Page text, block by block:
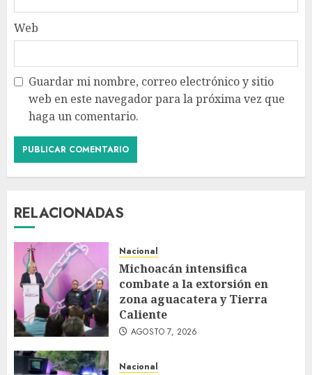
Web
Guardar mi nombre, correo electrónico y sitio
web en este navegador para la próxima vez que
haga un comentario.
RELACIONADAS
Nacional
Michoacán intensifica
combate a la extorsión en
zona aguacatera y Tierra
Caliente
AGOSTO 7, 2026
Nacional